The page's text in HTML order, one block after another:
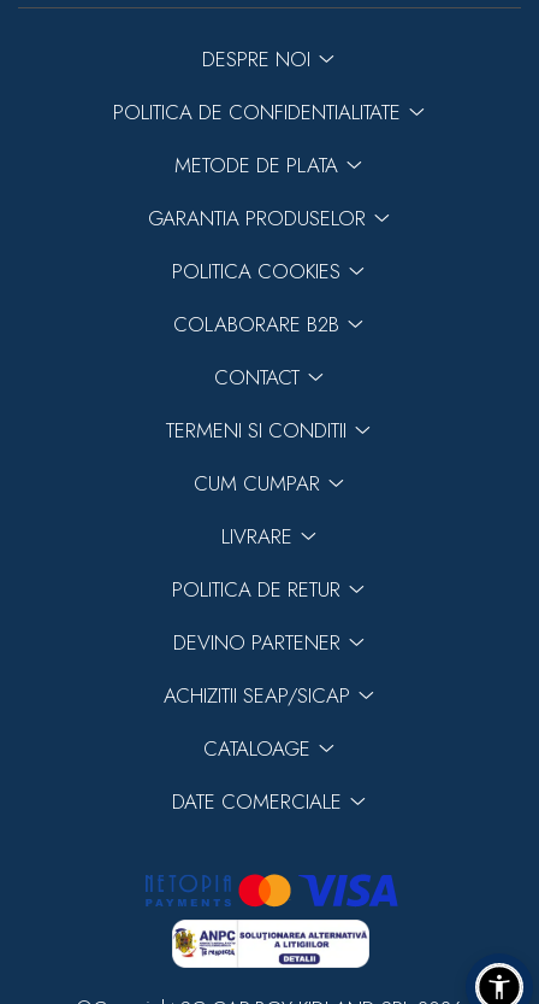
DESPRE NOI
POLITICA DE CONFIDENTIALITATE
METODE DE PLATA
GARANTIA PRODUSELOR
POLITICA COOKIES
COLABORARE B2B
CONTACT
TERMENI SI CONDITII
CUM CUMPAR
LIVRARE
POLITICA DE RETUR
DEVINO PARTENER
ACHIZITII SEAP/SICAP
CATALOAGE
DATE COMERCIALE